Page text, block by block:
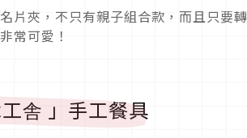
片夾，不只有親子組合款，而且只要
常可愛！
工舎 」手工餐具